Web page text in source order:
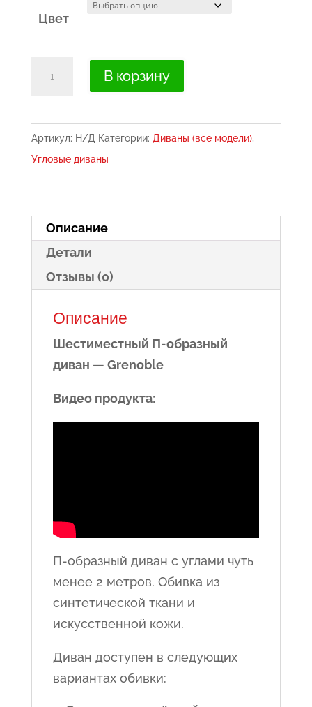
Цвет
буквы
"П"
Grenoble
В корзину
Артикул: Н/Д Категории: Диваны (все модели),
Угловые диваны
Описание
Детали
Отзывы (0)
Описание
Шестиместный П-образный
диван — Grenoble
Видео продукта:
П-образный диван с углами чуть
менее 2 метров. Обивка из
синтетической ткани и
искусственной кожи.
Диван доступен в следующих
вариантах обивки: